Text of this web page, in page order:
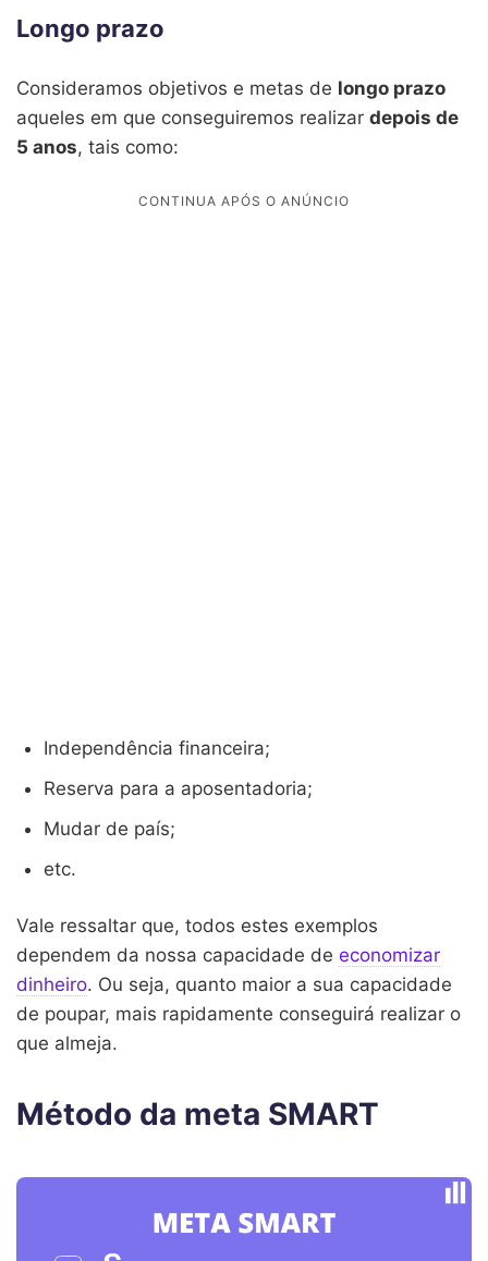
Longo prazo
Consideramos objetivos e metas de longo prazo
aqueles em que conseguiremos realizar depois de
5 anos, tais como:
Independência financeira;
Reserva para a aposentadoria;
Mudar de país;
etc.
Vale ressaltar que, todos estes exemplos
dependem da nossa capacidade de economizar
dinheiro. Ou seja, quanto maior a sua capacidade
de poupar, mais rapidamente conseguirá realizar o
que almeja.
Método da meta SMART